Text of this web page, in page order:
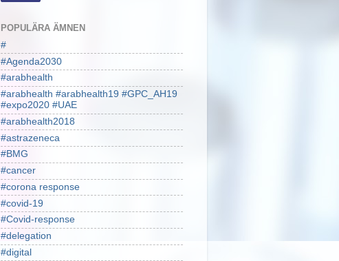
POPULÄRA ÄMNEN
#
#Agenda2030
#arabhealth
#arabhealth #arabhealth19 #GPC_AH19
#expo2020 #UAE
#arabhealth2018
#astrazeneca
#BMG
#cancer
#corona response
#covid-19
#Covid-response
#delegation
#digital